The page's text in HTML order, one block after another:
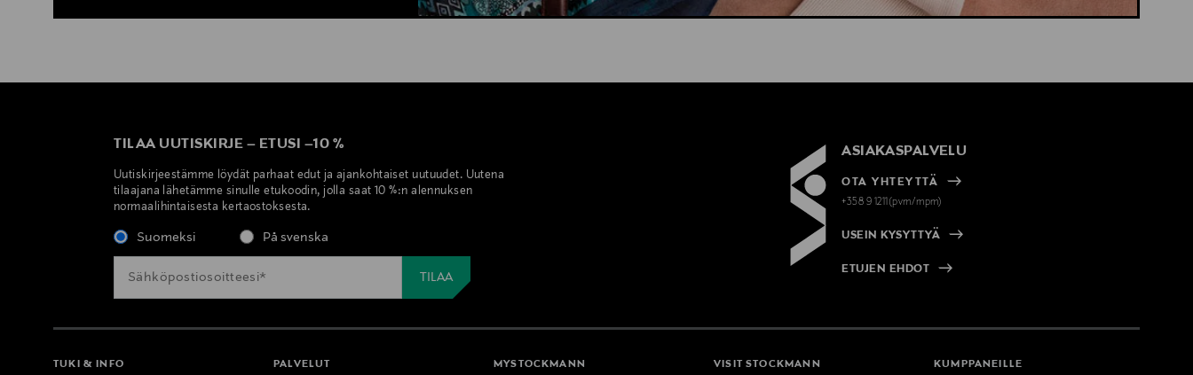
TILAA UUTISKIRJE – ETUSI –10 %
Uutiskirjeestämme löydät parhaat edut ja ajankohtaiset uutuudet. Uutena
tilaajana lähetämme sinulle etukoodin, jolla saat 10 %:n alennuksen
normaalihintaisesta kertaostoksesta.
Suomeksi På svenska
ASIAKASPALVELU
OTA YHTEYTTÄ
+358 9 1211(pvm/mpm)
USEIN KYSYTTYÄ
ETUJEN EHDOT
TUKI & INFO PALVELUT MYSTOCKMANN VISIT STOCKMANN KUMPPANEILLE